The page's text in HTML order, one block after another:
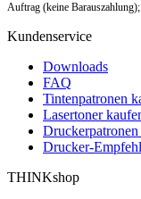
Auftrag (keine
Kundenservice
Downloads
FAQ
Tintenpatronen
Lasertoner
Drucker-
THINKshop